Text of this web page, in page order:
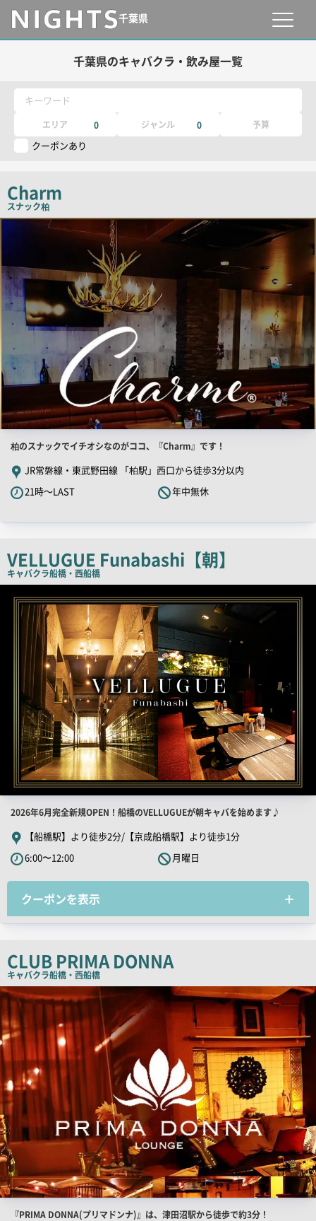
千葉県
千葉県のキャバクラ・飲み屋一覧
キーワード
エリア 0 ジャンル 0 予算
クーポンあり
Charm
スナック柏
店
舗
店
舗
PR
キ
コ
ピ
ー
柏のスナックでイチオシなのがココ、『Charm』です！
JR常磐線・東武野田線 「柏駅」西口から徒歩3分以内
21時～LAST
年中無休
VELLUGUE Funabashi【朝】
キャバクラ船橋・西船橋
店
店
舗
PR
キ
ャ
チ
ー
2026年6月完全新規OPEN！船橋のVELLUGUEが朝キャバを始めます♪
【船橋駅】より徒歩2分/【京成船橋駅】より徒歩1分
6:00〜12:00
月曜日
クーポンを表示
CLUB PRIMA DONNA
キャバクラ船橋・西船橋
店
舗
PR
画
像
店
『PRIMA DONNA(プリマドンナ)』は、津田沼駅から徒歩で約3分！